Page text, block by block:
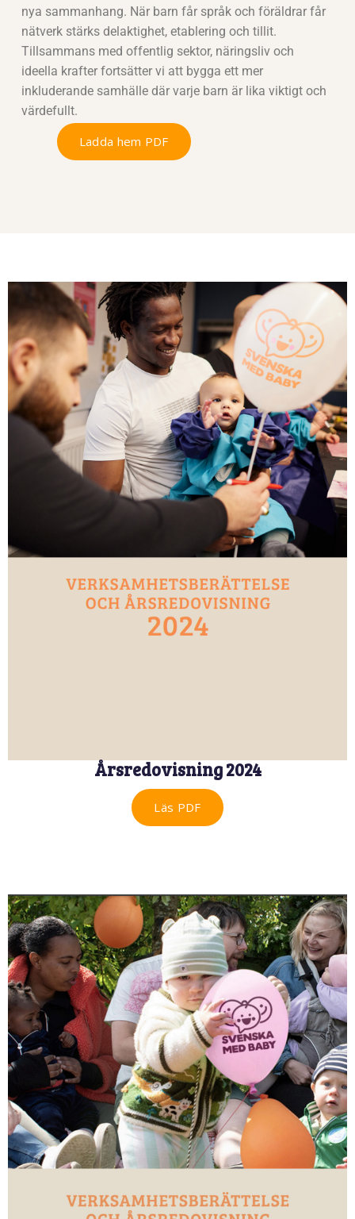
nya sammanhang. När barn får språk och föräldrar får
nätverk stärks delaktighet, etablering och tillit.
Tillsammans med offentlig sektor, näringsliv och
ideella krafter fortsätter vi att bygga ett mer
inkluderande samhälle där varje barn är lika viktigt och
värdefullt.
Ladda hem PDF
Årsredovisning 2024
Läs PDF